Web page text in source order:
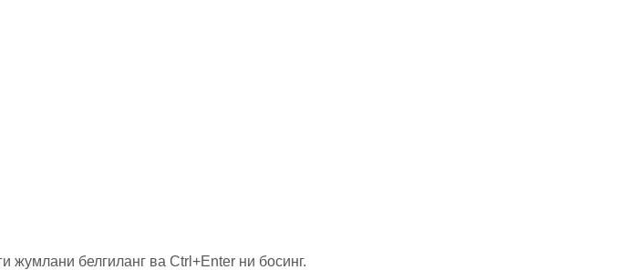
жумлани белгиланг ва Ctrl+Enter ни босинг.